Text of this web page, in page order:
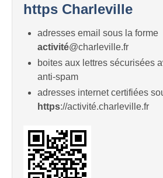
https Charleville
adresses email sous la forme
activité@charleville.fr
boites aux lettres sécurisées
anti-spam
adresses internet certifiées
https://activité.charleville.fr